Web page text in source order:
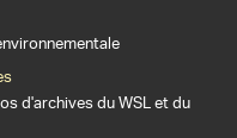
d'archives du WSL et du